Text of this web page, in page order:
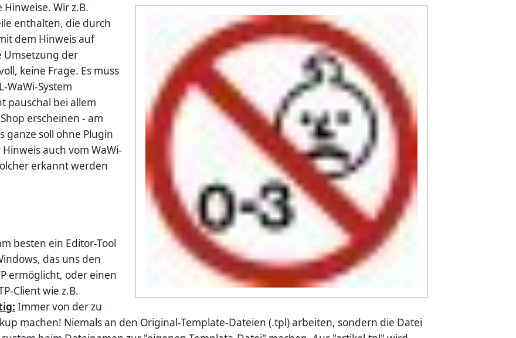
Wir z.B.
enthalten, die durch
dem Hinweis auf
Umsetzung der
keine Frage. Es muss
WaWi-System
pauschal bei allem
erscheinen - am
ganze soll ohne Plugin
auch vom WaWi-
erkannt werden
besten ein Editor-Tool
das uns den
ermöglicht, oder einen
Client wie z.B.
Immer von der zu
machen! Niemals an den Original-Template-Dateien (.tpl) arbeiten, sondern die Datei